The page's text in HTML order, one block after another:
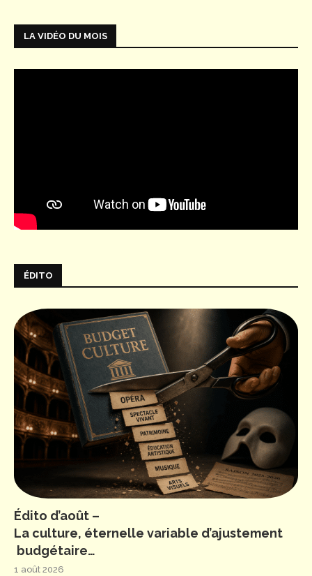
LA VIDÉO DU MOIS
ÉDITO
Édito d’août –
La culture, éternelle variable d’ajustement
budgétaire…
1 août 2026